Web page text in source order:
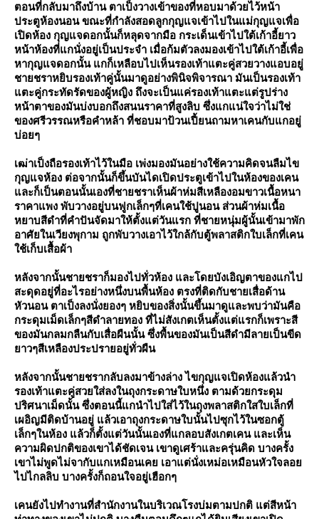
ตอนที่กลับมาถึงบ้าน ตาเป็งวางเข้าของที่หอบมาด้วยไว้หน้า
ประตูห้องนอน ขณะที่กำลังสอดลูกกุญแจเข้าไปในแม่กุญแจเพื่อ
เปิดห้อง กุญแจดอกนั้นก็หลุดจากมือ กระเด็นเข้าไปใต้เก้าอี้ยาว
หน้าห้องที่แกนั่งอยู่เป็นประจำ เมื่อก้มตัวลงมองเข้าไปใต้เก้าอี้เพื่อ
หากุญแจดอกนั้น แกก็เหลือบไปเห็นรองเท้าแตะคู่สวยวางแอบอยู่
ชายชราหยิบรองเท้าคู่นั้นมาดูอย่างพินิจพิจารณา มันเป็นรองเท้า
ตะคู่กระทัดรัดของผู้หญิง ถึงจะเป็นแค่รองเท้าแตะแต่รูปร่าง
หน้าตาของมันบ่งบอกถึงสนนราคาที่สูงลิบ ซึ่งแกแน่ใจว่าไม่ใช่
ของศรีวรรณหรือคำหล้า ที่ชอบมาป้วนเปี้ยนถามหาเคนกับแกอยู่
บ่อยๆ
เฒ่าเป็งถือรองเท้าไว้ในมือ เพ่งมองมันอย่างใช้ความคิดจนลืมไข
กุญแจห้อง ต่อจากนั้นก็ขึ้นบันไดเปิดประตูเข้าไปในห้องของเคน
ละก็เป็นตอนนั้นเองที่ชายชราเห็นผ้าห่มสีเหลืองอมขาวเนื้อหนา
ราคาแพง พับวางอยู่บนฟูกเล็กๆที่เคนใช้ปูนอน ส่วนผ้าห่มเนื้อ
หยาบสีดำที่คำปันจัดมาให้ตั้งแต่วันแรก ที่ชายหนุ่มผู้นั้นเข้ามาพัก
อาศัยในเวียงพุกาม ถูกพับวางเอาไว้ใกล้กับตู้พลาสติกใบเล็กที่เคน
ช้เก็บเสื้อผ้า
หลังจากนั้นชายชราก็มองไปทั่วห้อง และโดยบังเอิญตาของแกไป
สะดุดอยู่ที่อะไรอย่างหนึ่งบนพื้นห้อง ตรงที่ติดกับชายเสื่อด้าน
หัวนอน ตาเป็งลงนั่งยองๆ หยิบของสิ่งนั้นขึ้นมาดูและพบว่ามันคือ
กระดุมเม็ดเล็กๆสีดำลายทอง ที่ไม่สังเกตเห็นตั้งแต่แรกก็เพราะสี
ของมันกลมกลืนกับเสื่อผืนนั้น ซึ่งพื้นของมันเป็นสีดำมีลายเป็นขีด
าวๆสีเหลืองประปรายอยู่ทั่วผืน
หลังจากนั้นชายชรากลับลงมาข้างล่าง ไขกุญแจเปิดห้องแล้วนำ
รองเท้าแตะคู่สวยใส่ลงในถุงกระดาษใบหนึ่ง ตามด้วยกระดุม
ปริศนาเม็ดนั้น ซึ่งตอนนี้แกนำไปใส่ไว้ในถุงพลาสติกใสใบเล็กที่
เผอิญมีติดบ้านอยู่ แล้วเอาถุงกระดาษใบนั้นไปซุกไว้ในซอกตู้
เล็กๆในห้อง แล้วก็ตั้งแต่วันนั้นเองที่แกลอบสังเกตเคน และเห็น
ความผิดปกติของเขาได้ชัดเจน เขาดูเศร้าและครุ่นคิด บางครั้ง
เขาไม่พูดไม่จากับแกเหมือนเคย เอาแต่นั่งเหม่อเหมือนหัวใจลอ
ไปไกลลิบ บางครั้งก็ถอนใจอยู่เฮือกๆ
เคนยังไปทำงานที่สำนักงานในบริเวณโรงบ่มตามปกติ แต่สีหน้า